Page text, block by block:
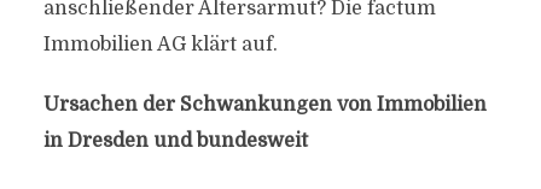
anschließender Altersarmut? Die factum
Immobilien AG klärt auf.
Ursachen der Schwankungen von Immobilien
in Dresden und bundesweit